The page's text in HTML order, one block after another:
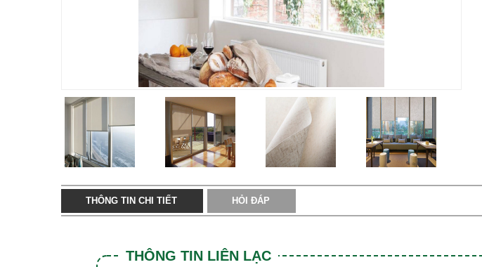
THÔNG TIN CHI TIẾT HỎI ĐÁP
THÔNG TIN LIÊN LẠC